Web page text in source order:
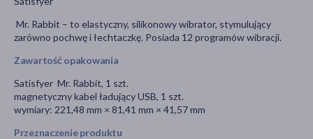
Mr. Rabbit – to elastyczny, silikonowy wibrator, stymulujący
zarówno pochwę i łechtaczkę. Posiada 12 programów wibracji.
Zawartość opakowania
Satisfyer Mr. Rabbit, 1 szt.
magnetyczny kabel ładujący USB, 1 szt.
wymiary: 221,48 mm × 81,41 mm × 41,57 mm
Przeznaczenie produktu